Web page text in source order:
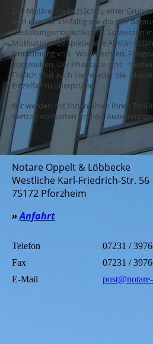
Die Motive, die letztlich zu einer
sind ebenso vielfältig wie die sich
Gestaltungsmöglichkeiten. So werden
Motivation beispielsweise
Einräumung von Wohnrechten,
vorgesehen. Der Phantasie sind
Freilich sind auch hier wieder die
Einzelfall zu überprüfen.
Wir werden mit Ihnen einen Ihren
Vertrag erarbeiten und die
Notare Oppelt & Löbbecke
Westliche Karl-Friedrich-Str. 56
75172 Pforzheim
»Anfahrt
Telefon »
07231 /
Fax
»
07231 /
E-Mail
»